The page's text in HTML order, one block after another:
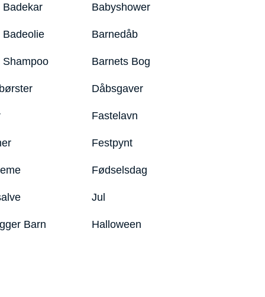
Badekar
Badeolie
Shampoo
Barn
Babyshower
Barnedåb
Barnets Bog
Dåbsgaver
Fastelavn
Festpynt
Fødselsdag
Jul
Halloween